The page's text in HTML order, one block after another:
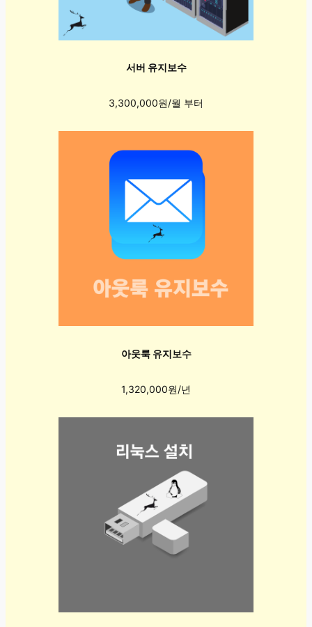
서버 유지보수
3,300,000원/월 부터
아웃룩 유지보수
1,320,000원/년